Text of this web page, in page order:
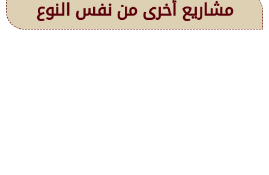
مشاريع أخرى من نفس النوع